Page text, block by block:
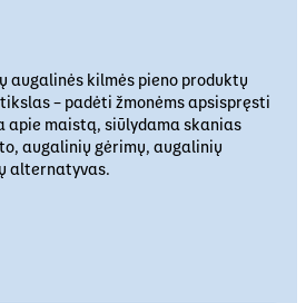
augalinės kilmės pieno produktų
– padėti žmonėms apsispręsti
apie maistą, siūlydama skanias
augalinių gėrimų, augalinių
alternatyvas.